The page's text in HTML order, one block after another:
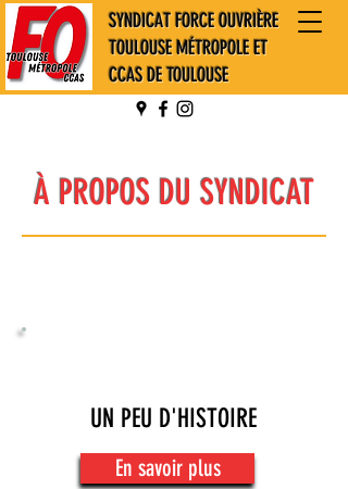
SYNDICAT FORCE OUVRIÈRE
TOULOUSE MÉTROPOLE ET
CCAS DE TOULOUSE
À PROPOS DU SYNDICAT
UN PEU D'HISTOIRE
En savoir plus